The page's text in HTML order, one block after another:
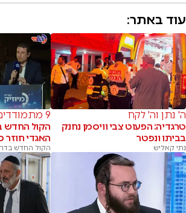
עוד באתר:
ה' נתן וה' לקח
טרגדיה: הפעוט צבי וויסמן נחנק
בביתו ונפטר
נתי קאליש
9 מתמודדים
הקול החדש
האגדי חוזר
הקול החדש